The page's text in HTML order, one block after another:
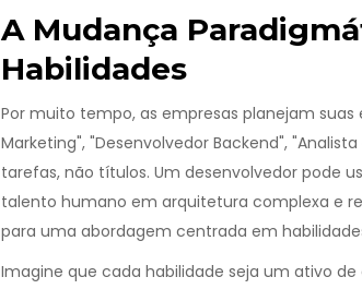
A Mudança
Habilidades
Por muito tempo, as empresas planejam
Marketing", "Desenvolvedor Backend",
tarefas, não títulos. Um desenvolvedor pode
talento humano em arquitetura complexa e
para uma abordagem centrada em
Imagine que cada habilidade seja um ativo